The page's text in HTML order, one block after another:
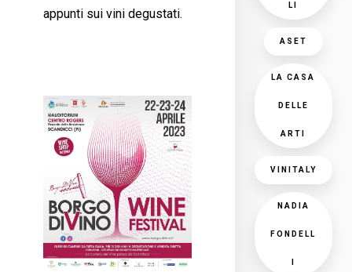
appunti sui vini degustati.
LI
ASET
LA CASA
DELLE
ARTI
VINITALY
NADIA
FONDELL